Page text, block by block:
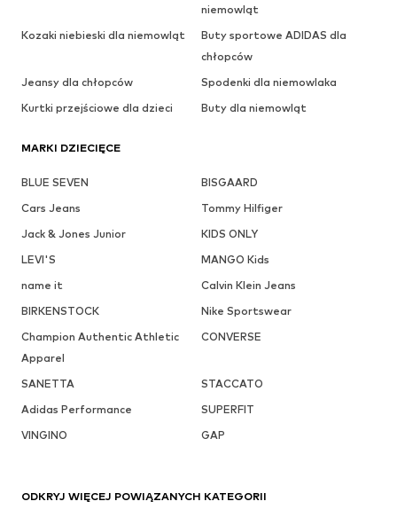
niemowląt
Kozaki niebieski dla niemowląt
Buty sportowe ADIDAS dla
chłopców
Jeansy dla chłopców
Spodenki dla niemowlaka
Kurtki przejściowe dla dzieci
Buty dla niemowląt
MARKI DZIECIĘCE
BLUE SEVEN
BISGAARD
Cars Jeans
Tommy Hilfiger
Jack & Jones Junior
KIDS ONLY
LEVI'S
MANGO Kids
name it
Calvin Klein Jeans
BIRKENSTOCK
Nike Sportswear
Champion Authentic Athletic
Apparel
CONVERSE
SANETTA
STACCATO
Adidas Performance
SUPERFIT
VINGINO
GAP
ODKRYJ WIĘCEJ POWIĄZANYCH KATEGORII